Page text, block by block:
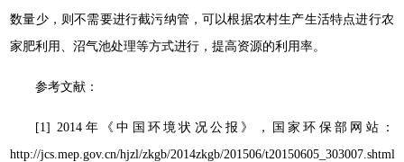
数量少，则不需要进行截污纳管，可以根据农村生产生活特点进行农
家肥利用、沼气池处理等方式进行，提高资源的利用率。
参考文献：
[1] 2014年《中国环境状况公报》，国家环保部网站：
http://jcs.mep.gov.cn/hjzl/zkgb/2014zkgb/201506/t20150605_303007.shtml